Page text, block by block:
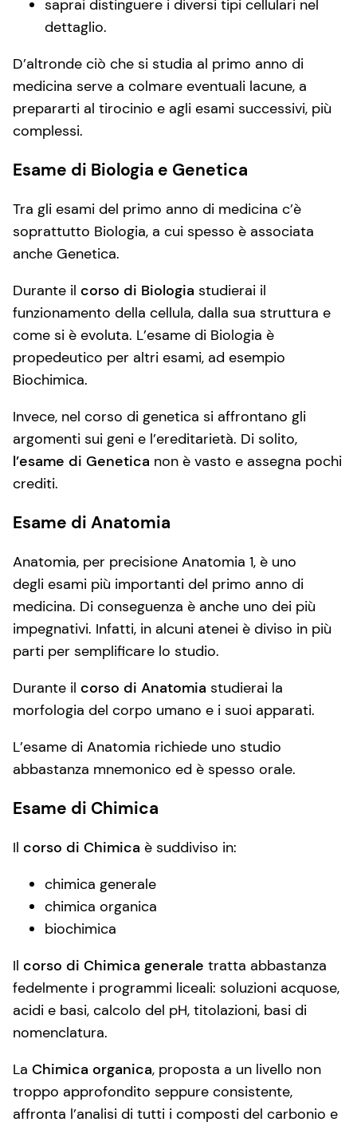
saprai distinguere i diversi tipi cellulari nel
dettaglio.
D’altronde ciò che si studia al primo anno di
medicina serve a colmare eventuali lacune, a
prepararti al tirocinio e agli esami successivi, più
complessi.
Esame di Biologia e Genetica
Tra gli esami del primo anno di medicina c’è
soprattutto Biologia, a cui spesso è associata
anche Genetica.
Durante il corso di Biologia studierai il
funzionamento della cellula, dalla sua struttura e
come si è evoluta. L’esame di Biologia è
propedeutico per altri esami, ad esempio
Biochimica.
Invece, nel corso di genetica si affrontano gli
argomenti sui geni e l’ereditarietà. Di solito,
l’esame di Genetica non è vasto e assegna pochi
crediti.
Esame di Anatomia
Anatomia, per precisione Anatomia 1, è uno
degli esami più importanti del primo anno di
medicina. Di conseguenza è anche uno dei più
impegnativi. Infatti, in alcuni atenei è diviso in più
parti per semplificare lo studio.
Durante il corso di Anatomia studierai la
morfologia del corpo umano e i suoi apparati.
L’esame di Anatomia richiede uno studio
abbastanza mnemonico ed è spesso orale.
Esame di Chimica
Il corso di Chimica è suddiviso in:
chimica generale
chimica organica
biochimica
Il corso di Chimica generale tratta abbastanza
fedelmente i programmi liceali: soluzioni acquose,
acidi e basi, calcolo del pH, titolazioni, basi di
nomenclatura.
La Chimica organica, proposta a un livello non
troppo approfondito seppure consistente,
affronta l’analisi di tutti i composti del carbonio e